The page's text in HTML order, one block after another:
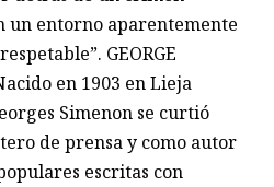
un entorno aparentemente
GEORGE
en 1903 en Lieja
Simenon se curtió
de prensa y como autor
escritas con